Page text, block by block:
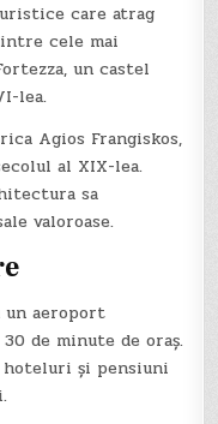
care atrag
cele mai
un castel
lea.
Agios Frangiskos,
al XIX-lea.
sa
valoroase.
un aeroport
de minute de oraș.
hoteluri și pensiuni